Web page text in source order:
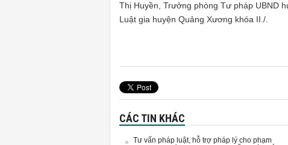
Thị Huyền, Trưởng phòng Tư pháp UBND
Luật gia huyện Quảng Xương khóa II./.
(Hội
CÁC TIN KHÁC
Tư vấn pháp luật, hỗ trợ pháp lý cho phạm